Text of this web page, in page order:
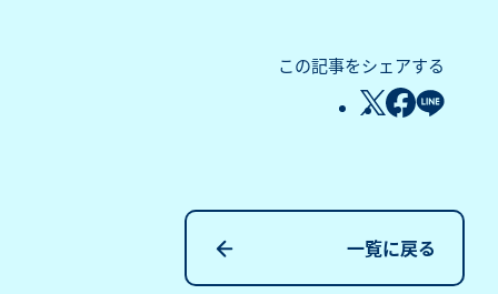
この記事をシェアする
一覧に戻る